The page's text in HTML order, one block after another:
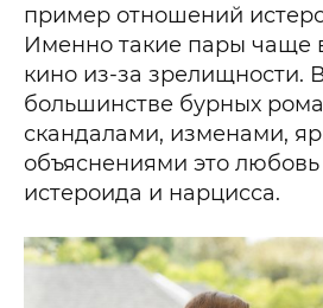
пример отношений
Именно такие пары чаще
кино из-за зрелищности.
большинстве бурных
скандалами, изменами,
объяснениями это
истероида и нарцисса.